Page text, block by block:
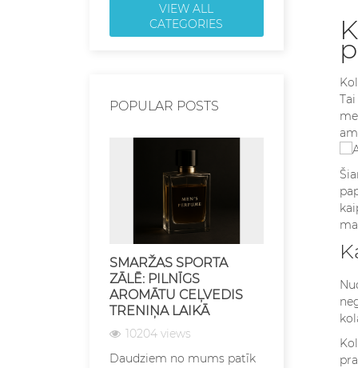
VIEW ALL
CATEGORIES
POPULAR POSTS
SMARŽAS SPORTA
ZĀLĒ: PILNĪGS
AROMĀTU CEĻVEDIS
TRENIŅA LAIKĀ
10204 views
Daudziem no mums patīk
SMARŽU
APSTĀKĻI
Smaržu